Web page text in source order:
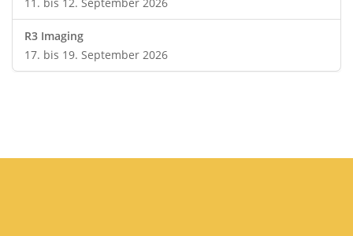
R3 Imaging
17. bis 19. September 2026